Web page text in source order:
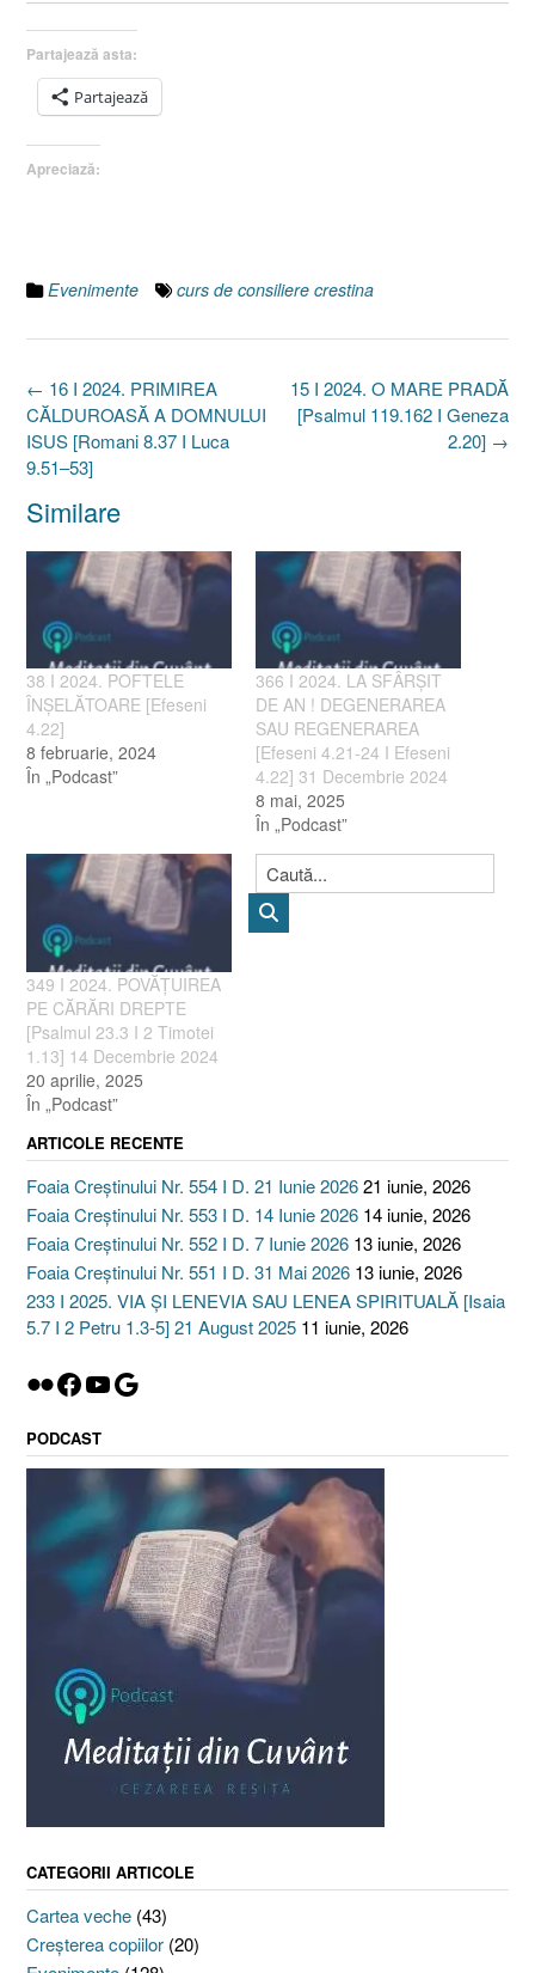
Partajează asta:
Partajează
Apreciază:
Evenimente curs de consiliere crestina
Post
navigation
15 I 2024. O MARE PRADĂ
[Psalmul 119.162 I Geneza
2.20] →
← 16 I 2024. PRIMIREA
CĂLDUROASĂ A DOMNULUI
ISUS [Romani 8.37 I Luca
9.51–53]
Similare
38 I 2024. POFTELE
ÎNȘELĂTOARE [Efeseni
4.22]
8 februarie, 2024
În „Podcast”
366 I 2024. LA SFÂRȘIT
DE AN ! DEGENERAREA
SAU REGENERAREA
[Efeseni 4.21-24 I Efeseni
4.22] 31 Decembrie 2024
8 mai, 2025
În „Podcast”
349 I 2024. POVĂȚUIREA
PE CĂRĂRI DREPTE
[Psalmul 23.3 I 2 Timotei
1.13] 14 Decembrie 2024
20 aprilie, 2025
În „Podcast”
ARTICOLE RECENTE
Foaia Creștinului Nr. 554 I D. 21 Iunie 202621 iunie, 2026
Foaia Creștinului Nr. 553 I D. 14 Iunie 2026 14 iunie, 2026
Foaia Creștinului Nr. 552 I D. 7 Iunie 2026 13 iunie, 2026
Foaia Creștinului Nr. 551 I D. 31 Mai 2026 13 iunie, 2026
233 I 2025. VIA ȘI LENEVIA SAU LENEA SPIRITUALĂ [Isaia
5.7 I 2 Petru 1.3-5] 21 August 2025 11 iunie, 2026
Flickr
Facebook
YouTube
Google
PODCAST
CATEGORII ARTICOLE
Cartea veche (43)
Creşterea copiilor (20)